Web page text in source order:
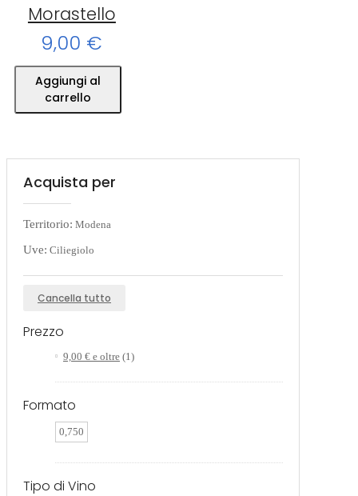
Morastello
9,00 €
Aggiungi al
carrello
Acquista per
Territorio: Modena
Uve: Ciliegiolo
Cancella tutto
Prezzo
9,00 € e oltre (1)
Formato
0,750
Tipo di Vino